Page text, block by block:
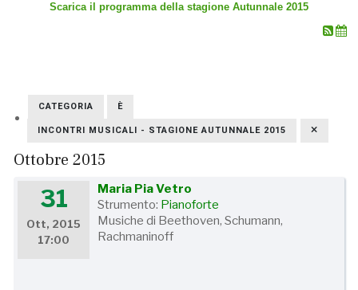
Scarica il programma della stagione Autunnale 2015
CATEGORIA È
INCONTRI MUSICALI - STAGIONE AUTUNNALE 2015
Ottobre 2015
31
Ott, 2015
17:00
Maria Pia Vetro
Strumento: Pianoforte
Musiche di Beethoven, Schumann,
Rachmaninoff